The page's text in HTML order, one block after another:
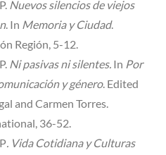
Nuevos silencios de viejos
. In Memoria y Ciudad.
Región, 5-12.
Ni pasivas ni silentes. In Por
y género. Edited
and Carmen Torres.
36-52.
. Vida Cotidiana y Culturas